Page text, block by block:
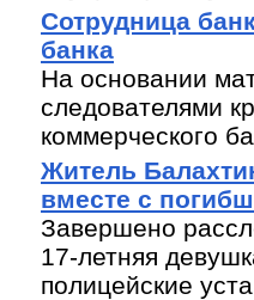
Сотрудница
банка
На основании
следователями
коммерческого
Житель
вместе с
Завершено
17-летняя
полицейские